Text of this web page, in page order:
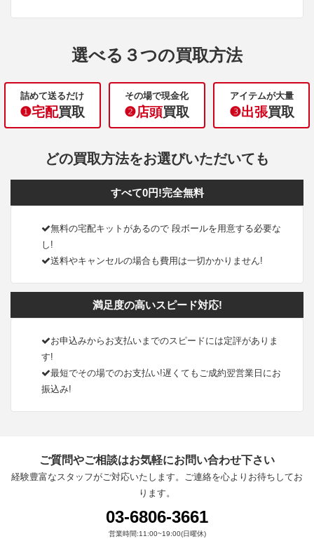
選べる３つの買取方法
詰めて送るだけ
❶宅配買取
その場で現金化
❷店頭買取
アイテムが大量
❸出張買取
どの買取方法をお選びいただいても
すべて0円!完全無料
無料の宅配キットがあるので 段ボールを用意する必要な
し!
送料やキャンセルの場合も費用は一切かかりません!
満足度の高いスピード対応!
お申込みからお支払いまでのスピードには定評がありま
す!
最短でその場でのお支払い!遅くてもご成約翌営業日にお
振込み!
ご質問やご相談はお気軽にお問い合わせ下さい
経験豊富なスタッフがご対応いたします。ご連絡を心よりお待ちしてお
ります。
03-6806-3661
営業時間:11:00~19:00(日曜休)